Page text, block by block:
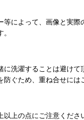
等によって、画像と実際
に洗濯することは避けて
防ぐため、重ね合せには
上の点にご注意くださ